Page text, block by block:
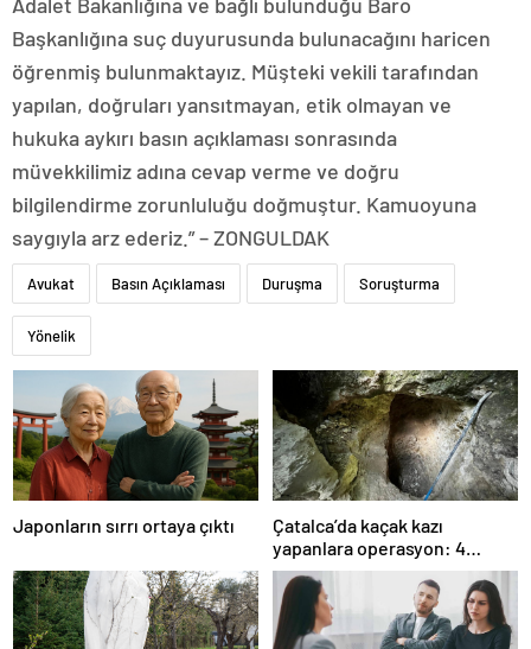
Başkanlığına suç duyurusunda bulunacağını haricen
öğrenmiş bulunmaktayız. Müşteki vekili tarafından
yapılan, doğruları yansıtmayan, etik olmayan ve
hukuka aykırı basın açıklaması sonrasında
müvekkilimiz adına cevap verme ve doğru
bilgilendirme zorunluluğu doğmuştur. Kamuoyuna
saygıyla arz ederiz.” – ZONGULDAK
Avukat Basın Açıklaması Duruşma Soruşturma
Yönelik
Japonların sırrı ortaya çıktı
Çatalca’da kaçak kazı
yapanlara operasyon: 4
gözaltı